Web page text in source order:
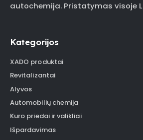
autochemija. Pristatymas visoje
Kategorijos
XADO produktai
Revitalizantai
Alyvos
Automobilių chemija
Kuro priedai ir valikliai
Išpardavimas